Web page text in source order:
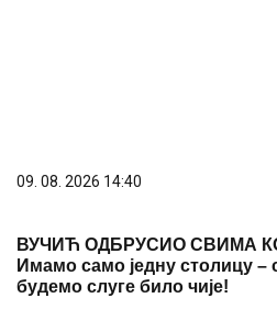
09. 08. 2026 14:40
ВУЧИЋ ОДБРУСИО СВИМА
Имамо само једну столицу –
будемо слуге било чије!